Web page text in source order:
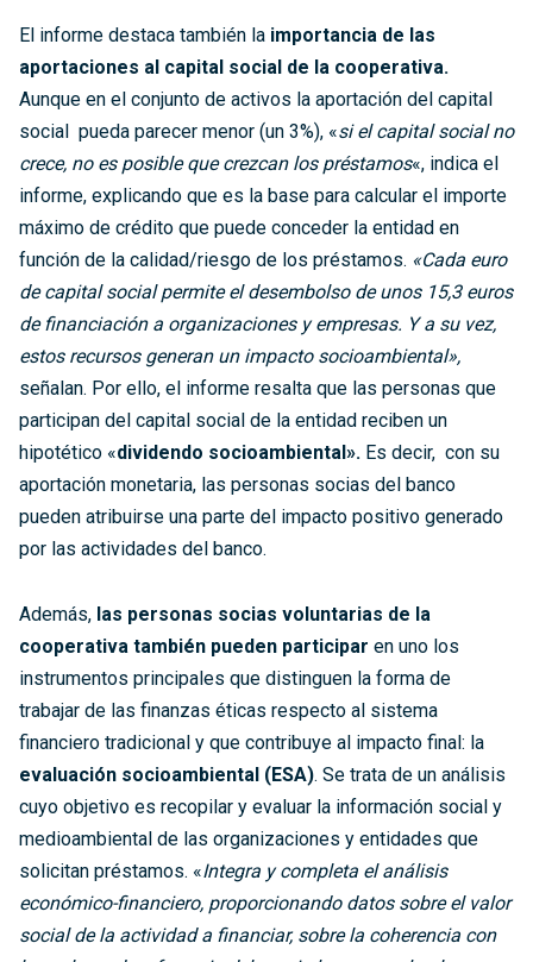
El informe destaca también la importancia de las
aportaciones al capital social de la cooperativa.
Aunque en el conjunto de activos la aportación del capital
social pueda parecer menor (un 3%), «si el capital social no
crece, no es posible que crezcan los préstamos«, indica el
informe, explicando que es la base para calcular el importe
máximo de crédito que puede conceder la entidad en
función de la calidad/riesgo de los préstamos. «Cada euro
de capital social permite el desembolso de unos 15,3 euros
de financiación a organizaciones y empresas. Y a su vez,
estos recursos generan un impacto socioambiental»,
señalan. Por ello, el informe resalta que las personas que
participan del capital social de la entidad reciben un
hipotético «dividendo socioambiental». Es decir, con su
aportación monetaria, las personas socias del banco
pueden atribuirse una parte del impacto positivo generado
por las actividades del banco.
Además, las personas socias voluntarias de la
cooperativa también pueden participar en uno los
instrumentos principales que distinguen la forma de
trabajar de las finanzas éticas respecto al sistema
financiero tradicional y que contribuye al impacto final: la
evaluación socioambiental (ESA). Se trata de un análisis
cuyo objetivo es recopilar y evaluar la información social y
medioambiental de las organizaciones y entidades que
solicitan préstamos. «Integra y completa el análisis
económico-financiero, proporcionando datos sobre el valor
social de la actividad a financiar, sobre la coherencia con